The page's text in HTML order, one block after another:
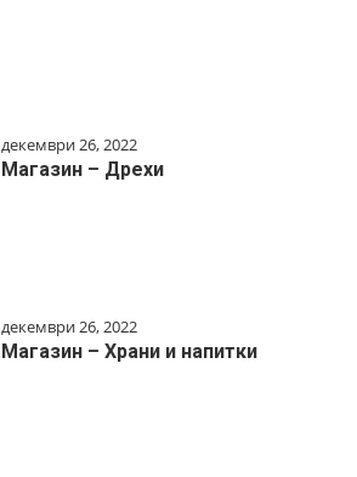
декември 26, 2022
Магазин – Дрехи
декември 26, 2022
Магазин – Храни и напитки